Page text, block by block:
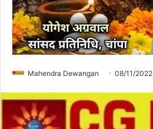
Mahendra Dewangan 08/11/2022